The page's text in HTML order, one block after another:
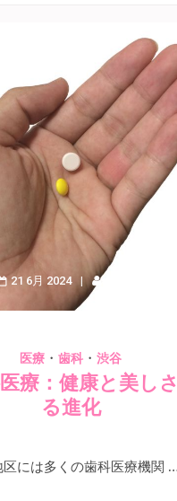
21 6月 2024
医療 ・ 歯科 ・ 渋谷
療：健康と美し
る進化
区には多くの歯科医療機関